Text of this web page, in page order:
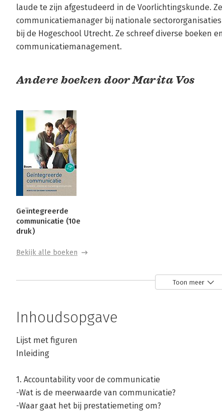
laude te zijn afgestudeerd in de Voorlichtingskunde.
communicatiemanager bij nationale
bij de Hogeschool Utrecht. Ze schreef diverse boeken
communicatiemanagement.
Andere boeken door Marita Vos
Geïntegreerde
communicatie (10e
druk)
Bekijk alle boeken
Over Henny Schoemaker
Henny Schoemaker is publicist en
aan de Wageningen Universiteit en bedrijfskunde bij
bedrijven. Zijn communicatieadviesbureau richt zich op
communicatiebeleid op strategisch niveau. Het biedt
organisaties, begeleiding bij veranderingsprocessen
communicatiekundigen.
Hij schreef diverse boeken over communicatiebeleid,
Toon meer
Inhoudsopgave
Lijst met figuren
Inleiding
1. Accountability voor de communicatie
-Wat is de meerwaarde van communicatie?
-Waar gaat het bij prestatiemeting om?